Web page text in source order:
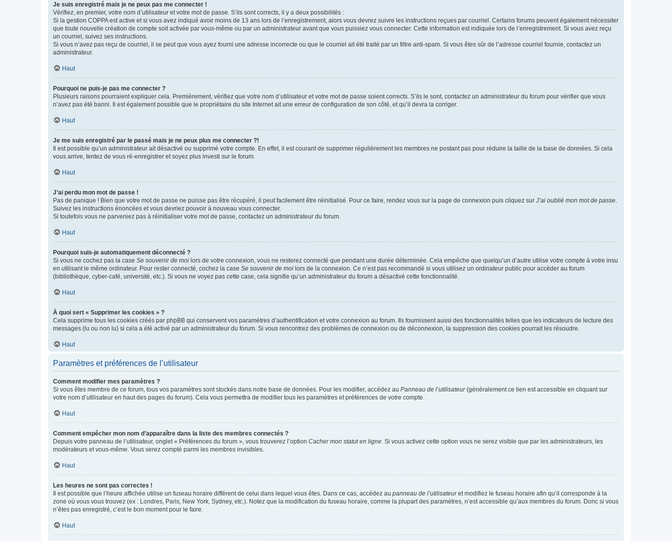
Je suis enregistré mais je ne peux pas me connecter !
Vérifiez, en premier, votre nom d’utilisateur et votre mot de passe. S’ils sont corrects, il y a deux possibilités :
Si la gestion COPPA est active et si vous avez indiqué avoir moins de 13 ans lors de l’enregistrement, alors vous devrez suivre les instructions reçues par courriel. Certains forums peuvent également nécessiter
que toute nouvelle création de compte soit activée par vous-même ou par un administrateur avant que vous puissiez vous connecter. Cette information est indiquée lors de l’enregistrement. Si vous avez reçu
un courriel, suivez ses instructions.
Si vous n’avez pas reçu de courriel, il se peut que vous ayez fourni une adresse incorrecte ou que le courriel ait été traité par un filtre anti-spam. Si vous êtes sûr de l’adresse courriel fournie, contactez un
administrateur.
Haut
Pourquoi ne puis-je pas me connecter ?
Plusieurs raisons pourraient expliquer cela. Premièrement, vérifiez que votre nom d’utilisateur et votre mot de passe soient corrects. S’ils le sont, contactez un administrateur du forum pour vérifier que vous
n’avez pas été banni. Il est également possible que le propriétaire du site Internet ait une erreur de configuration de son côté, et qu’il devra la corriger.
Haut
Je me suis enregistré par le passé mais je ne peux plus me connecter ?!
Il est possible qu’un administrateur ait désactivé ou supprimé votre compte. En effet, il est courant de supprimer régulièrement les membres ne postant pas pour réduire la taille de la base de données. Si cela
vous arrive, tentez de vous ré-enregistrer et soyez plus investi sur le forum.
Haut
J’ai perdu mon mot de passe !
Pas de panique ! Bien que votre mot de passe ne puisse pas être récupéré, il peut facilement être réinitialisé. Pour ce faire, rendez vous sur la page de connexion puis cliquez sur J’ai oublié mon mot de passe
Suivez les instructions énoncées et vous devriez pouvoir à nouveau vous connecter.
Si toutefois vous ne parveniez pas à réinitialiser votre mot de passe, contactez un administrateur du forum.
Haut
Pourquoi suis-je automatiquement déconnecté ?
Si vous ne cochez pas la case Se souvenir de moi lors de votre connexion, vous ne resterez connecté que pendant une durée déterminée. Cela empêche que quelqu’un d’autre utilise votre compte à votre insu
en utilisant le même ordinateur. Pour rester connecté, cochez la case Se souvenir de moi lors de la connexion. Ce n’est pas recommandé si vous utilisez un ordinateur public pour accéder au forum
(bibliothèque, cyber-café, université, etc.). Si vous ne voyez pas cette case, cela signifie qu’un administrateur du forum a désactivé cette fonctionnalité.
Haut
À quoi sert « Supprimer les cookies » ?
Cela supprime tous les cookies créés par phpBB qui conservent vos paramètres d’authentification et votre connexion au forum. Ils fournissent aussi des fonctionnalités telles que les indicateurs de lecture des
messages (lu ou non lu) si cela a été activé par un administrateur du forum. Si vous rencontrez des problèmes de connexion ou de déconnexion, la suppression des cookies pourrait les résoudre.
Haut
Paramètres et préférences de l’utilisateur
Comment modifier mes paramètres ?
Si vous êtes membre de ce forum, tous vos paramètres sont stockés dans notre base de données. Pour les modifier, accédez au Panneau de l’utilisateur(généralement ce lien est accessible en cliquant sur
votre nom d’utilisateur en haut des pages du forum). Cela vous permettra de modifier tous les paramètres et préférences de votre compte.
Haut
Comment empêcher mon nom d’apparaître dans la liste des membres connectés ?
Depuis votre panneau de l’utilisateur, onglet « Préférences du forum », vous trouverez l’option Cacher mon statut en ligne . Si vous activez cette option vous ne serez visible que par les administrateurs, les
modérateurs et vous-même. Vous serez compté parmi les membres invisibles.
Haut
Les heures ne sont pas correctes !
Il est possible que l’heure affichée utilise un fuseau horaire différent de celui dans lequel vous êtes. Dans ce cas, accédez au panneau de l’utilisateuret modifiez le fuseau horaire afin qu’il corresponde à la
zone où vous vous trouvez (ex : Londres, Paris, New York, Sydney, etc.). Notez que la modification du fuseau horaire, comme la plupart des paramètres, n’est accessible qu’aux membres du forum. Donc si vous
n’êtes pas enregistré, c’est le bon moment pour le faire.
Haut